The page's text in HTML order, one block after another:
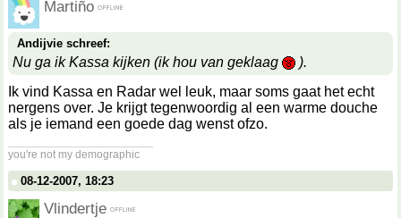
Martiño
Andijvie schreef:
Nu ga ik Kassa kijken (ik hou van geklaag
).
Ik vind Kassa en Radar wel leuk, maar soms gaat het echt
nergens over. Je krijgt tegenwoordig al een warme douche
als je iemand een goede dag wenst ofzo.
you're not my demographic
08-12-2007, 18:23
Vlindertje